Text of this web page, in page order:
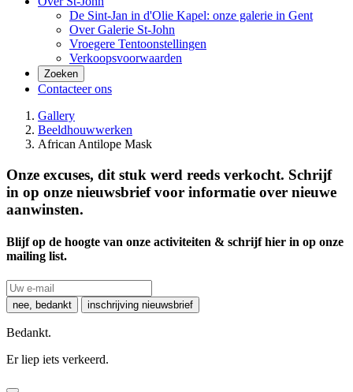
De Sint-Jan in d'Olie Kapel: onze galerie in Gent
Over Galerie St-John
Vroegere Tentoonstellingen
Verkoopsvoorwaarden
Zoeken
Contacteer ons
Gallery
Beeldhouwwerken
African Antilope Mask
Onze excuses, dit stuk werd reeds verkocht. Schrijf
in op onze nieuwsbrief voor informatie over nieuwe
aanwinsten.
Blijf op de hoogte van onze activiteiten & schrijf hier in op onze
mailing list.
nee, bedankt inschrijving nieuwsbrief
Bedankt.
Er liep iets verkeerd.